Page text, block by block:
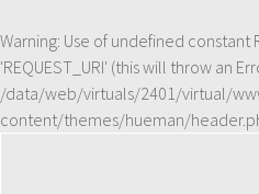
Warning: Use of undefined constant
'REQUEST_URI' (this will throw an
/data/web/virtuals/2401/virtual/
content/themes/hueman/